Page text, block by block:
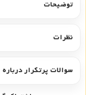
توضیحات
نظرات
سوالات پرتکرار